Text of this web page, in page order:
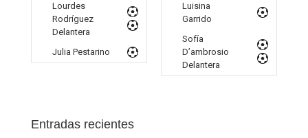
Lourdes
Rodríguez
Delantera
Julia Pestarino
Luisina
Garrido
Sofía
D’ambrosio
Delantera
Entradas recientes